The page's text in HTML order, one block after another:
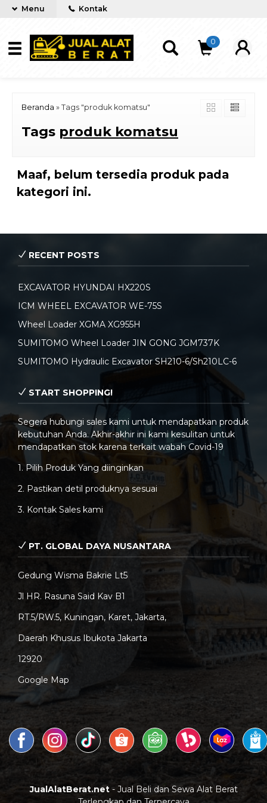
Menu Kontak
0
Beranda » Tags "produk komatsu"
Tags produk komatsu
Maaf, belum tersedia produk pada
kategori ini.
RECENT POSTS
EXCAVATOR HYUNDAI HX220S
ICM WHEEL EXCAVATOR WE-75S
Wheel Loader XGMA XG955H
SUMITOMO Wheel Loader JIN GONG JGM737K
SUMITOMO Hydraulic Excavator SH210-6/Sh210LC-6
START SHOPPING!
Segera hubungi sales kami untuk mendapatkan produk
kebutuhan Anda. Akhir-akhir ini kami kesulitan untuk
mendapatkan stok karena terkait wabah Covid-19
1. Pilih Produk Yang diinginkan
2. Pastikan detil produknya sesuai
3. Kontak Sales kami
PT. GLOBAL DAYA NUSANTARA
Gedung Wisma Bakrie Lt5
Jl HR. Rasuna Said Kav B1
RT.5/RW.5, Kuningan, Karet, Jakarta,
Daerah Khusus Ibukota Jakarta
12920
Google Map
JualAlatBerat.net- Jual Beli dan Sewa Alat Berat